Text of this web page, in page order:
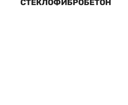
СТЕКЛОФИБРОБЕТОН